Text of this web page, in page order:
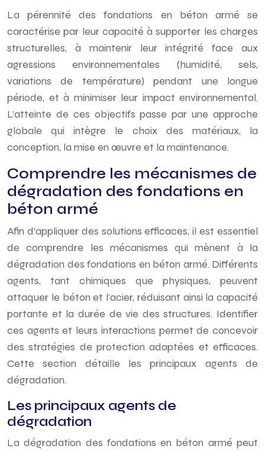
La pérennité des fondations en béton armé se
caractérise par leur capacité à supporter les charges
structurelles, à maintenir leur intégrité face aux
agressions environnementales (humidité, sels,
variations de température) pendant une longue
période, et à minimiser leur impact environnemental.
L’atteinte de ces objectifs passe par une approche
globale qui intègre le choix des matériaux, la
conception, la mise en œuvre et la maintenance.
Comprendre les mécanismes de
dégradation des fondations en
béton armé
Afin d’appliquer des solutions efficaces, il est essentiel
de comprendre les mécanismes qui mènent à la
dégradation des fondations en béton armé. Différents
agents, tant chimiques que physiques, peuvent
attaquer le béton et l’acier, réduisant ainsi la capacité
portante et la durée de vie des structures. Identifier
ces agents et leurs interactions permet de concevoir
des stratégies de protection adaptées et efficaces.
Cette section détaille les principaux agents de
dégradation.
Les principaux agents de
dégradation
La dégradation des fondations en béton armé peut